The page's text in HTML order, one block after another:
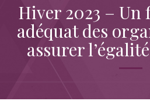
Hiver 2023 –
adéquat des
assurer